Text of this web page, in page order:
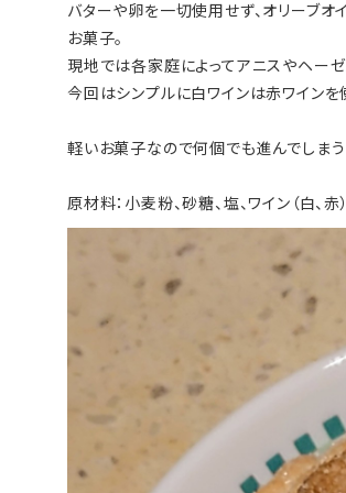
バターや卵を一切使用せず、オリーブ
お菓子。
現地では各家庭によってアニスやヘーゼ
今回はシンプルに白ワインは赤ワインを
軽いお菓子なので何個でも進んでしま
原材料：小麦粉、砂糖、塩、ワイン（白、赤